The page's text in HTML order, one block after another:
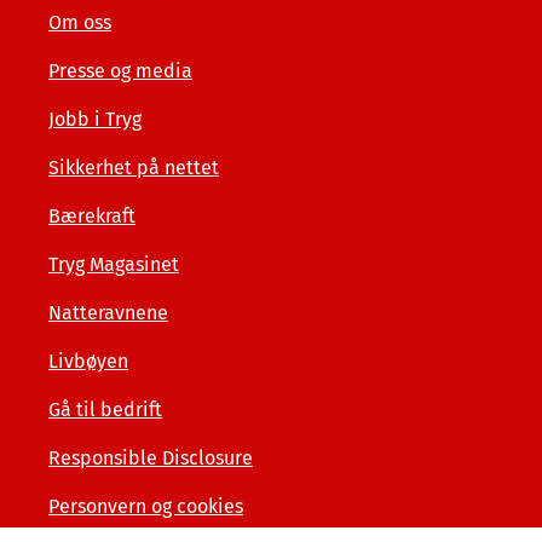
Om oss
Presse og media
Jobb i Tryg
Sikkerhet på nettet
Bærekraft
Tryg Magasinet
Natteravnene
Livbøyen
Gå til bedrift
Responsible Disclosure
Personvern og cookies